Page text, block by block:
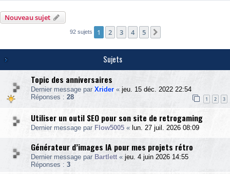
Nouveau sujet
92 sujets 1 2 3 4 5
Sujets
Topic des anniversaires
Dernier message par Xrider « jeu. 15 déc. 2022 22:54
Réponses : 28 1 2 3
Utiliser un outil SEO pour son site de retrogaming
Dernier message par Flow5005 « lun. 27 juil. 2026 08:09
Générateur d’images IA pour mes projets rétro
Dernier message par Bartlett « jeu. 4 juin 2026 14:55
Réponses : 3